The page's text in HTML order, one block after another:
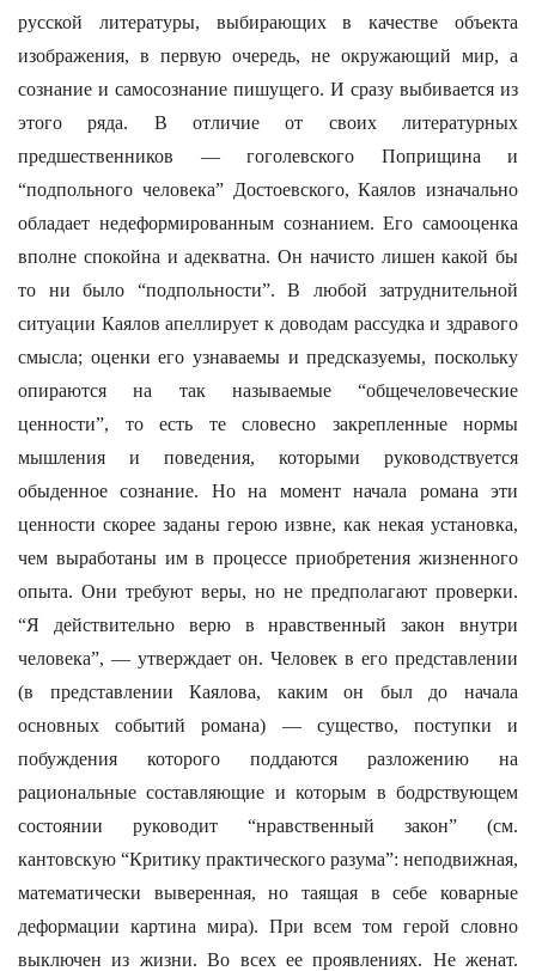
русской литературы, выбирающих в качестве объекта
изображения, в первую очередь, не окружающий мир, а
сознание и самосознание пишущего. И сразу выбивается из
этого ряда. В отличие от своих литературных
предшественников — гоголевского Поприщина и
“подпольного человека” Достоевского, Каялов изначально
обладает недеформированным сознанием. Его самооценка
вполне спокойна и адекватна. Он начисто лишен какой бы
то ни было “подпольности”. В любой затруднительной
ситуации Каялов апеллирует к доводам рассудка и здравого
смысла; оценки его узнаваемы и предсказуемы, поскольку
опираются на так называемые “общечеловеческие
ценности”, то есть те словесно закрепленные нормы
мышления и поведения, которыми руководствуется
обыденное сознание. Но на момент начала романа эти
ценности скорее заданы герою извне, как некая установка,
чем выработаны им в процессе приобретения жизненного
опыта. Они требуют веры, но не предполагают проверки.
“Я действительно верю в нравственный закон внутри
человека”, — утверждает он. Человек в его представлении
(в представлении Каялова, каким он был до начала
основных событий романа) — существо, поступки и
побуждения которого поддаются разложению на
рациональные составляющие и которым в бодрствующем
состоянии руководит “нравственный закон” (см.
кантовскую “Критику практического разума”: неподвижная,
математически выверенная, но таящая в себе коварные
деформации картина мира). При всем том герой словно
выключен из жизни. Во всех ее проявлениях. Не женат.